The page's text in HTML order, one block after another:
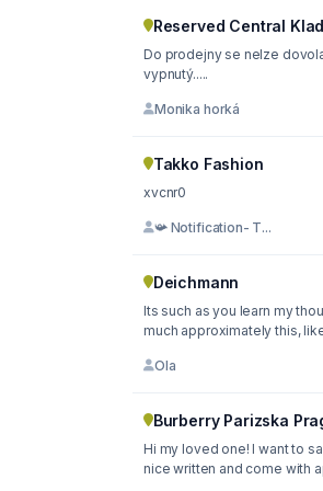
Reserved Central
Do prodejny se nelze
vypnutý.....
Monika horká
Takko Fashion
xvcnr0
📯 Notification- T...
Deichmann
Its such as you learn my
much approximately this,
Ola
Burberry Parizska
Hi my loved one! I want to
nice written and come with